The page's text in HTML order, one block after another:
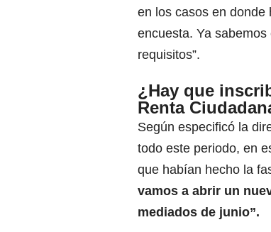
en los casos en donde
encuesta. Ya
requisitos”.
¿Hay que
Renta
Según especificó la
todo este periodo, en
que habían hecho la
vamos a abrir un
mediados de junio”.